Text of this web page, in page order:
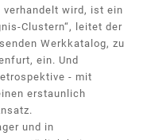
verhandelt wird, ist ein
Clustern“, leitet der
Werkkatalog, zu
ein. Und
- mit
erstaunlich
und in